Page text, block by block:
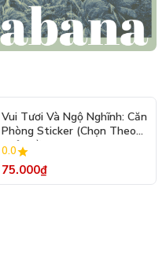
Vui Tươi Và Ngộ Nghĩnh: Căn
Phòng Sticker (Chọn Theo
Chủ Đề) - Hơn 250 Sticker
0.0
75.000₫